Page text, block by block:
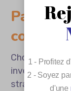
Passer
Choisir une
investir dans
stratégique,
1 - Profitez
2 - Soyez
d'une